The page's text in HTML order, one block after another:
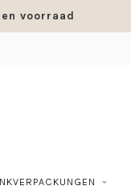
voorraad